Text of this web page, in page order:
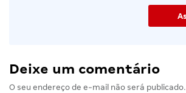
Deixe um comentário
O seu endereço de e-mail não será publicado.